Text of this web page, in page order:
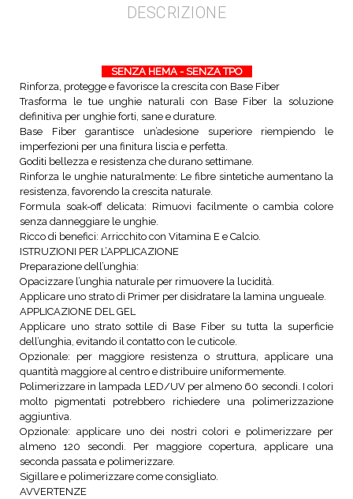
DESCRIZIONE
SENZA HEMA - SENZA TPO
Rinforza, protegge e favorisce la crescita con Base Fiber
Trasforma le tue unghie naturali con Base Fiber la soluzione
definitiva per unghie forti, sane e durature.
Base Fiber garantisce un’adesione superiore riempiendo le
imperfezioni per una finitura liscia e perfetta.
Goditi bellezza e resistenza che durano settimane.
Rinforza le unghie naturalmente: Le fibre sintetiche aumentano la
resistenza, favorendo la crescita naturale.
Formula soak-off delicata: Rimuovi facilmente o cambia colore
senza danneggiare le unghie.
Ricco di benefici: Arricchito con Vitamina E e Calcio.
ISTRUZIONI PER L’APPLICAZIONE
Preparazione dell’unghia:
Opacizzare l’unghia naturale per rimuovere la lucidità.
Applicare uno strato di Primer per disidratare la lamina ungueale.
APPLICAZIONE DEL GEL
Applicare uno strato sottile di Base Fiber su tutta la superficie
dell’unghia, evitando il contatto con le cuticole.
Opzionale: per maggiore resistenza o struttura, applicare una
quantità maggiore al centro e distribuire uniformemente.
Polimerizzare in lampada LED/UV per almeno 60 secondi. I colori
molto pigmentati potrebbero richiedere una polimerizzazione
aggiuntiva.
Opzionale: applicare uno dei nostri colori e polimerizzare per
almeno 120 secondi. Per maggiore copertura, applicare una
seconda passata e polimerizzare.
Sigillare e polimerizzare come consigliato.
AVVERTENZE